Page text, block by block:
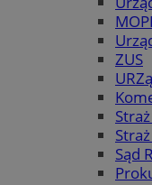
ZUS
Sąd